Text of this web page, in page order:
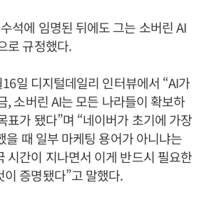
석에 임명된 뒤에도 그는 소버린 AI
로 규정했다.
일 디지털데일리 인터뷰에서 “AI가
, 소버린 AI는 모든 나라들이 확보하
표가 됐다”며 “네이버가 초기에 가장
을 때 일부 마케팅 용어가 아니냐는
시간이 지나면서 이게 반드시 필요한
증명됐다”고 말했다.